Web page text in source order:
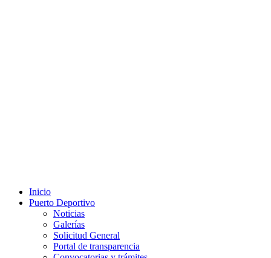
Inicio
Puerto Deportivo
Noticias
Galerías
Solicitud General
Portal de transparencia